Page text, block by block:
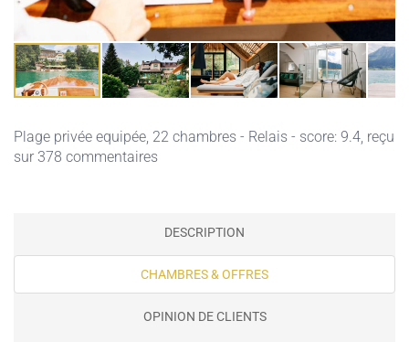
Plage privée equipée, 22 chambres - Relais - score: 9.4, reçu
sur 378 commentaires
DESCRIPTION
CHAMBRES & OFFRES
OPINION DE CLIENTS